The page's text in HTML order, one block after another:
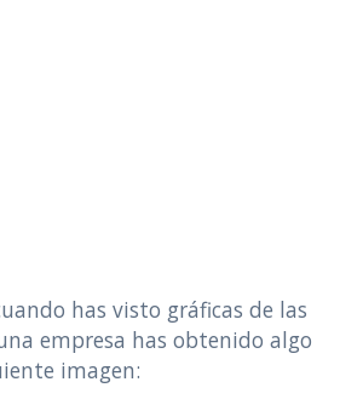
has visto gráficas de las
empresa has obtenido algo
imagen: